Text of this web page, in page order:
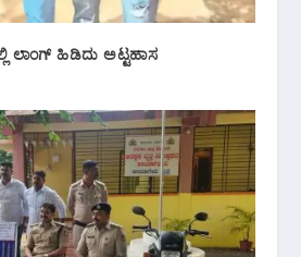
ಲಾಂಗ್ ಹಿಡಿದು ಅಟ್ಟಹಾಸ